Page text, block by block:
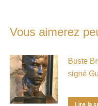
Vous aimerez
Buste
signé
Lire la